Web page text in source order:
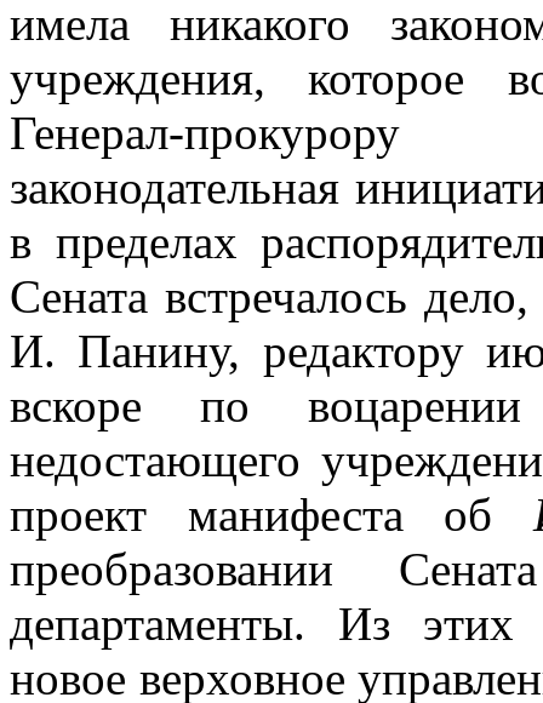
имела никакого
учреждения, которое
Генерал-
законодательная
в пределах
Сената встречалось
И. Панину, редактору
вскоре по
недостающего
проект манифеста об
преобразовании
департаменты. Из этих
новое верховное